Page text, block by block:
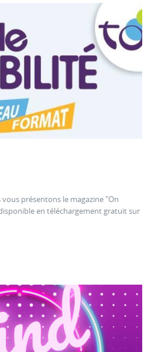
vous présentons le magazine "On
en téléchargement gratuit sur